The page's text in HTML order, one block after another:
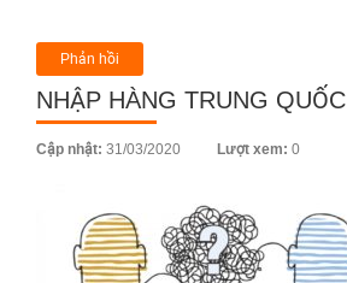
NHẬP HÀNG TRUNG QUỐC
Cập nhật: Posted
31/03/2020 Lượt xem: 0